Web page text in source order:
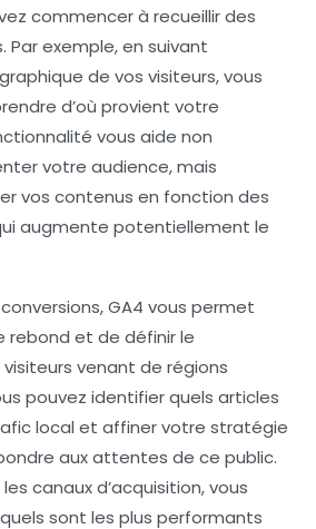
commencer à recueillir des
Par exemple, en suivant
de vos visiteurs, vous
d’où provient votre
vous aide non
votre audience, mais
vos contenus en fonction des
augmente potentiellement le
GA4 vous permet
rebond et de définir le
venant de régions
pouvez identifier quels articles
local et affiner votre stratégie
aux attentes de ce public.
canaux d’acquisition, vous
sont les plus performants